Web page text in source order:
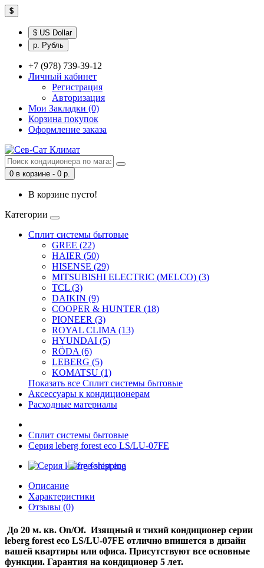
$
$ US Dollar
р. Рубль
+7 (978) 739-39-12
Личный кабинет
Регистрация
Авторизация
Мои Закладки (0)
Корзина покупок
Оформление заказа
0 в корзине - 0 р.
В корзине пусто!
Категории
Сплит системы бытовые
GREE (22)
HAIER (50)
HISENSE (29)
MITSUBISHI ELECTRIC (MELCO) (3)
TCL (3)
DAIKIN (9)
COOPER & HUNTER (18)
PIONEER (3)
ROYAL CLIMA (13)
HYUNDAI (5)
RÖDA (6)
LEBERG (5)
KOMATSU (1)
Показать все Сплит системы бытовые
Аксессуары к кондиционерам
Расходные материалы
Сплит системы бытовые
Серия leberg forest eco LS/LU-07FE
Описание
Характеристики
Отзывы (0)
До 20 м. кв. On/Of. Изящный и тихий кондиционер серии
leberg forest eco LS/LU-07FE отлично впишется в дизайн
вашей квартиры или офиса. Присутствуют все основные
функции. Гарантия на кондиционер 5 лет.